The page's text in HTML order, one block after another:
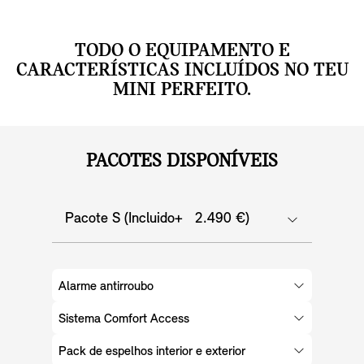
TODO O EQUIPAMENTO E
CARACTERÍSTICAS INCLUÍDOS NO TEU
MINI PERFEITO.
PACOTES DISPONÍVEIS
Pacote S (Incluido+ 2.490 €)
Alarme antirroubo
Sistema Comfort Access
Pack de espelhos interior e exterior